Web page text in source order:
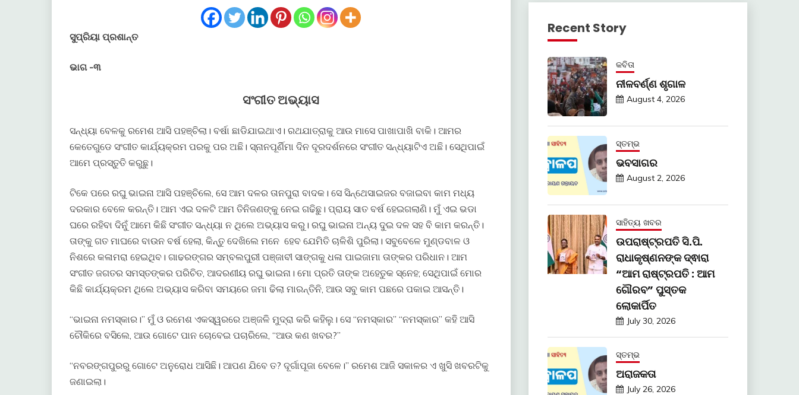
ସୁପ୍ରିୟା ପ୍ରଶାନ୍ତ
ଭାଗ -୩
ସଂଗୀତ ଅଭ୍ୟାସ
ସନ୍ଧ୍ୟା ବେଳକୁ ରମେଶ ଆସି ପହଞ୍ଚିଲା। ବର୍ଷା ଛାଡିଯାଇଥାଏ। ରଥଯାତ୍ରାକୁ ଆଉ ମାସେ ପାଖାପାଖି ବାକି। ଆମର
କେତେଗୁଡେ ସଂଗୀତ କାର୍ଯ୍ୟକ୍ରମ ପରକୁ ପର ଅଛି। ସ୍ନାନପୂର୍ଣିମା ଦିନ ଦୂରଦର୍ଶନରେ ସଂଗୀତ ସନ୍ଧ୍ୟାଟିଏ ଅଛି। ସେଥିପାଇଁ
ଆମେ ପ୍ରସ୍ତୁତି କରୁଛୁ।
ଟିକେ ପରେ ରଘୁ ଭାଇନା ଆସି ପହଞ୍ଚିଲେ, ସେ ଆମ ଦଳର ତାନପୁରା ବାଦକ। ସେ ସିନ୍ଥେସାଇଜର ବଜାଇବା କାମ ମଧ୍ୟ
ଦରକାର ବେଳେ କରନ୍ତି। ଆମ ଏଇ ଦଳଟି ଆମ ତିନିଜଣଙ୍କୁ ନେଇ ଗଢିଛୁ। ପ୍ରାୟ ସାତ ବର୍ଷ ହେଇଗଲାଣି। ମୁଁ ଏଇ ଭଡା
ଘରେ ରହିବା ଦିନୁଁ ଆମେ କିଛି ସଂଗୀତ ସନ୍ଧ୍ୟା ନ ଥିଲେ ଅଭ୍ୟାସ କରୁ। ରଘୁ ଭାଇନା ଅନ୍ୟ ଦୁଇ ଦଳ ସହ ବି କାମ କରନ୍ତି।
ତାଙ୍କୁ ଗତ ମାଘରେ ବାଉନ ବର୍ଷ ହେଲା, କିନ୍ତୁ ଦେଖିଲେ ମନେ ହେବ ଯେମିତି ଚାଳିଶି ପୁରିଲା। ସବୁବେଳେ ମୁଣ୍ଡବାଳ ଓ
ନିଶରେ କଳାମରା ହେଇଥିବ। ଗାଢରଙ୍ଗର ସମ୍ବଲପୁରୀ ପଞ୍ଜାବୀ ସାଙ୍ଗକୁ ଧଳା ପାଇଜାମା ତାଙ୍କର ପରିଧାନ। ଆମ
ସଂଗୀତ ଜଗତର ସମସ୍ତଙ୍କର ପରିଚିତ, ଆଦରଣୀୟ ରଘୁ ଭାଇନା। ମୋ ପ୍ରତି ତାଙ୍କ ଅହେତୁକ ସ୍ନେହ; ସେଥିପାଇଁ ମୋର
କିଛି କାର୍ଯ୍ୟକ୍ରମ ଥିଲେ ଅଭ୍ୟାସ କରିବା ସମୟରେ ଜମା ଢିଲା ମାରନ୍ତିନି, ଆଉ ସବୁ କାମ ପଛରେ ପକାଇ ଆସନ୍ତି।
“ଭାଇନା ନମସ୍କାର।” ମୁଁ ଓ ରମେଶ ଏକସ୍ୱରରେ ଅଞ୍ଜଳି ମୁଦ୍ରା କରି କହିଲୁ। ସେ “ନମସ୍କାର” “ନମସ୍କାର” କହି ଆସି
ଚୌକିରେ ବସିଲେ, ଆଉ ଗୋଟେ ପାନ ଚୋବେଇ ପଚାରିଲେ, “ଆଉ କଣ ଖବର?”
“ନବରଙ୍ଗପୁରରୁ ଗୋଟେ ଅନୁରୋଧ ଆସିଛି। ଆପଣ ଯିବେ ତ? ଦୂର୍ଗାପୂଜା ବେଳେ।” ରମେଶ ଆଜି ସକାଳର ଏ ଖୁସି ଖବରଟିକୁ
ଜଣାଇଲା।
Recent Story
କବିତା
ନୀଳବର୍ଣ୍ଣ ଶୃଗାଳ
August 4, 2026
ସ୍ତମ୍ଭ
ଭବସାଗର
August 2, 2026
ସାହିତ୍ୟ ଖବର
ଉପରାଷ୍ଟ୍ରପତି ସି.ପି.
ରାଧାକୃଷ୍ଣନଙ୍କ ଦ୍ଵାରା
“ଆମ ରାଷ୍ଟ୍ରପତି : ଆମ
ଗୌରବ” ପୁସ୍ତକ
ଲୋକାର୍ପିତ
July 30, 2026
ସ୍ତମ୍ଭ
ଅରାଜକତା
July 26, 2026